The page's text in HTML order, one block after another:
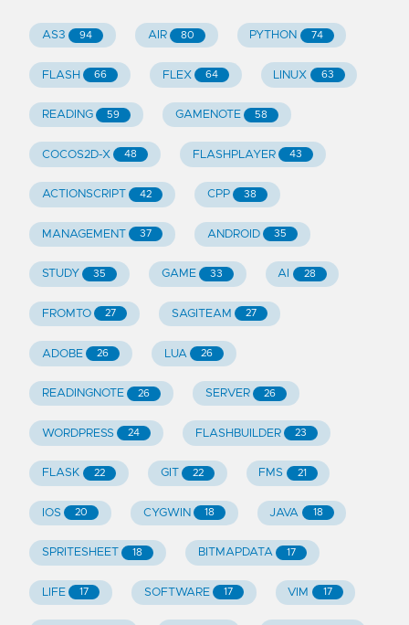
AS3 94 AIR 80 PYTHON 74
FLASH 66 FLEX 64 LINUX 63
READING 59 GAMENOTE 58
COCOS2D-X 48 FLASHPLAYER 43
ACTIONSCRIPT 42 CPP 38
MANAGEMENT 37 ANDROID 35
STUDY 35 GAME 33 AI 28
FROMTO 27 SAGITEAM 27
ADOBE 26 LUA 26
READINGNOTE 26 SERVER 26
WORDPRESS 24 FLASHBUILDER 23
FLASK 22 GIT 22 FMS 21
IOS 20 CYGWIN 18 JAVA 18
SPRITESHEET 18 BITMAPDATA 17
LIFE 17 SOFTWARE 17 VIM 17